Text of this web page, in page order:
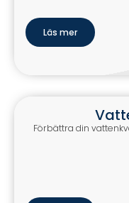
Läs mer
Förbättra din